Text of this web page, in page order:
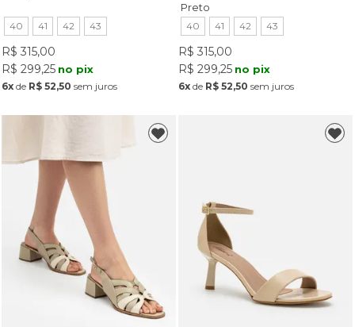
40 41 42 43
R$ 315,00
R$ 299,25 no pix
6xde R$ 52,50 sem juros
Preto
40 41 42 43
R$ 315,00
R$ 299,25 no pix
6x de R$ 52,50 sem juros